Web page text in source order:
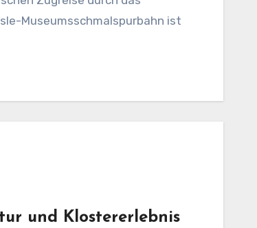
Museumsschmalspurbahn ist
und Klostererlebnis